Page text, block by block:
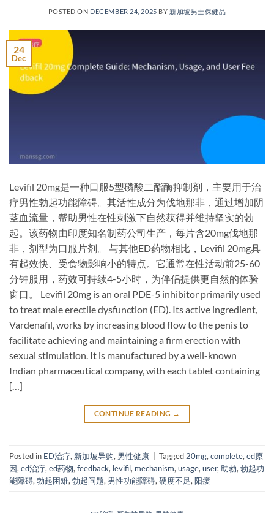
POSTED ON DECEMBER 24, 2025 BY 新加坡男士保健品
24
Dec
Levifil 20mg是一种口服5型磷酸二酯酶抑制剂，主要用于治
疗男性勃起功能障碍。其活性成分为伐地那非，通过增加阴
茎血流量，帮助男性在性刺激下自然获得并维持坚实的勃
起。该药物由印度知名制药公司生产，每片含20mg伐地那
非，剂型为口服片剂。 与其他ED药物相比，Levifil 20mg具
有起效快、受食物影响小的特点。它通常在性活动前25-60
分钟服用，药效可持续4-5小时，为伴侣提供更自然的体验
窗口。 Levifil 20mg​ is an oral PDE-5 inhibitor​ primarily used
to treat male erectile dysfunction (ED). Its active ingredient,
Vardenafil, works by increasing blood flow to the penis to
facilitate achieving and maintaining a firm erection with
sexual stimulation. It is manufactured by a well-known
Indian pharmaceutical company, with each tablet containing
[…]
CONTINUE READING →
Posted in ED治疗, 新加坡导购, 男性健康 Tagged 20mg, complete, ed原
因, ed治疗, ed药物, feedback, levifil, mechanism, usage, user, 助勃, 勃起功
能障碍, 勃起困难, 勃起问题, 男性功能障碍, 硬度不足, 阳痿